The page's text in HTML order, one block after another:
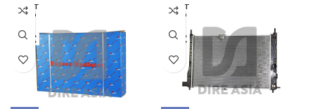
AGOT
ADO
AGOT
ADO